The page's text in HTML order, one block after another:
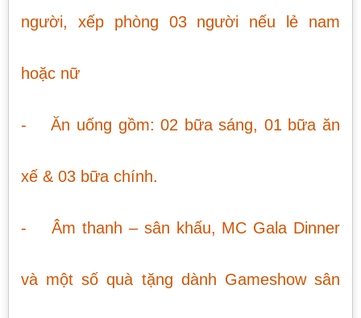
người, xếp phòng 03 người nếu lẻ nam
hoặc nữ
- Ăn uống gồm: 02 bữa sáng, 01 bữa ăn
xế & 03 bữa chính.
- Âm thanh – sân khấu, MC Gala Dinner
và một số quà tặng dành Gameshow sân